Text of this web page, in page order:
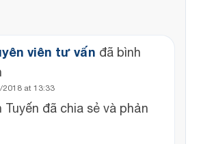
viên tư vấn đã bình
2018 at 13:33
Tuyến đã chia sẻ và phản